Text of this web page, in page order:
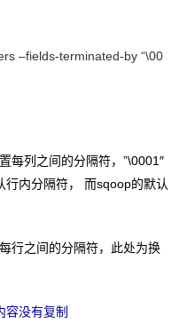
–fields-terminated-by “\00
每列之间的分隔符，”\0001″
内分隔符， 而sqoop的默认
行之间的分隔符，此处为换
容没有复制